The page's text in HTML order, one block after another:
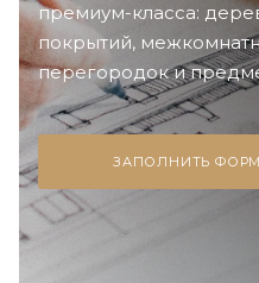
премиум-класса:
покрытий,
перегородок и
ЗАПОЛНИТЬ